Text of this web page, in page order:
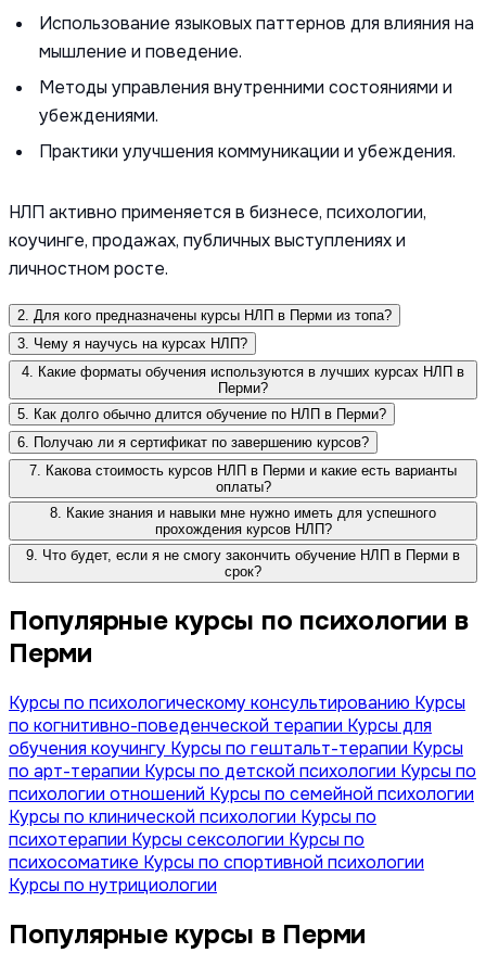
Использование языковых паттернов для влияния на
мышление и поведение.
Методы управления внутренними состояниями и
убеждениями.
Практики улучшения коммуникации и убеждения.
НЛП активно применяется в бизнесе, психологии,
коучинге, продажах, публичных выступлениях и
личностном росте.
2. Для кого предназначены курсы НЛП в Перми из топа?
3. Чему я научусь на курсах НЛП?
4. Какие форматы обучения используются в лучших курсах НЛП в
Перми?
5. Как долго обычно длится обучение по НЛП в Перми?
6. Получаю ли я сертификат по завершению курсов?
7. Какова стоимость курсов НЛП в Перми и какие есть варианты
оплаты?
8. Какие знания и навыки мне нужно иметь для успешного
прохождения курсов НЛП?
9. Что будет, если я не смогу закончить обучение НЛП в Перми в
срок?
Популярные курсы по психологии в
Перми
Курсы по психологическому консультированию Курсы
по когнитивно-поведенческой терапии Курсы для
обучения коучингу Курсы по гештальт-терапии Курсы
по арт-терапии Курсы по детской психологии Курсы по
психологии отношений Курсы по семейной психологии
Курсы по клинической психологии Курсы по
психотерапии Курсы сексологии Курсы по
психосоматике Курсы по спортивной психологии
Курсы по нутрициологии
Популярные курсы в Перми